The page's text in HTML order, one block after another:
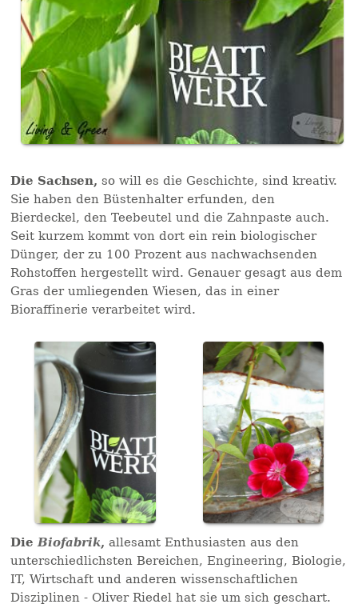
Die Sachsen, so will es die Geschichte, sind kreativ.
Sie haben den Büstenhalter erfunden, den
Bierdeckel, den Teebeutel und die Zahnpaste auch.
Seit kurzem kommt von dort ein rein biologischer
Dünger, der zu 100 Prozent aus nachwachsenden
Rohstoffen hergestellt wird. Genauer gesagt aus dem
Gras der umliegenden Wiesen, das in einer
Bioraffinerie verarbeitet wird.
DieBiofabrik, allesamt Enthusiasten aus den
unterschiedlichsten Bereichen, Engineering, Biologie,
IT, Wirtschaft und anderen wissenschaftlichen
Disziplinen - Oliver Riedel hat sie um sich geschart.